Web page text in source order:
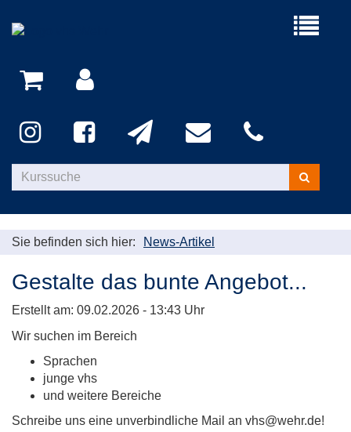
Menü
Kurse
suchen
Sie befinden sich hier: News-Artikel
Gestalte das bunte Angebot...
Erstellt am: 09.02.2026 - 13:43 Uhr
Wir suchen im Bereich
Sprachen
junge vhs
und weitere Bereiche
Schreibe uns eine unverbindliche Mail an vhs@wehr.de!